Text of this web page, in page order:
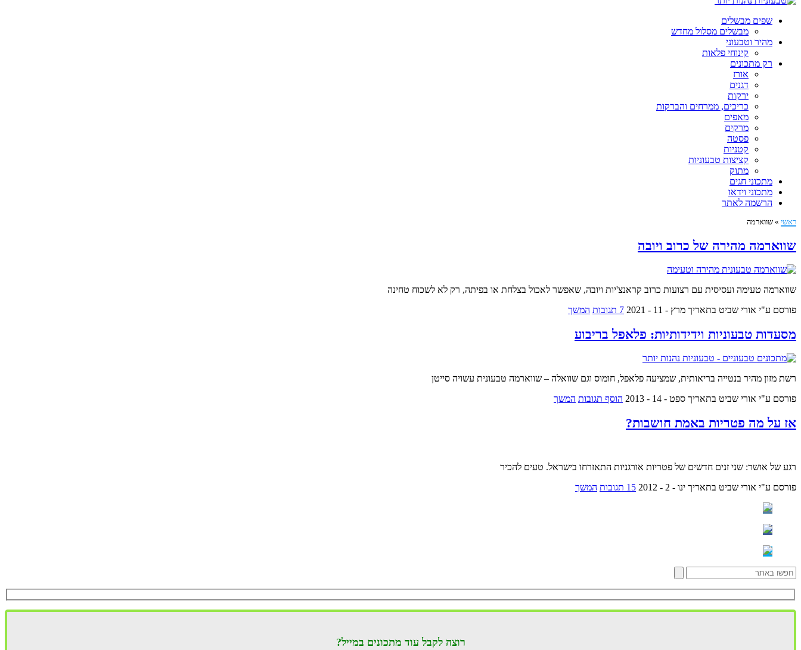
שפים מבשלים
מבשלים מסלול מחדש
מהיר וטבעוני
קינוחי פלאות
רק מתכונים
אורז
דגנים
ירקות
כריכים, ממרחים והברקות
מאפים
מרקים
פסטה
קטניות
קציצות טבעוניות
מתוק
מתכוני חגים
מתכוני וידאו
הרשמה לאתר
ראשי » שווארמה
שווארמה מהירה של כרוב ויובה
שווארמה טעימה ועסיסית עם רצועות כרוב קראנצ'יות ויובה, שאפשר לאכול בצלחת או בפיתה, רק לא לשכוח טחינה
פורסם ע"י אורי שביט בתאריך מרץ - 11 - 2021 7 תגובות המשך
מסעדות טבעוניות וידידותיות: פלאפל בריבוע
רשת מזון מהיר בנטייה בריאותית, שמציעה פלאפל, חומוס וגם שוואלה – שווארמה טבעונית עשויה סייטן
פורסם ע"י אורי שביט בתאריך ספט - 14 - 2013 הוסף תגובות המשך
אז על מה פטריות באמת חושבות?
רגע של אושר: שני זנים חדשים של פטריות אורגניות התאזרחו בישראל. טעים להכיר
פורסם ע"י אורי שביט בתאריך ינו - 2 - 2012 15 תגובות המשך
רוצה לקבל עוד מתכונים במייל?